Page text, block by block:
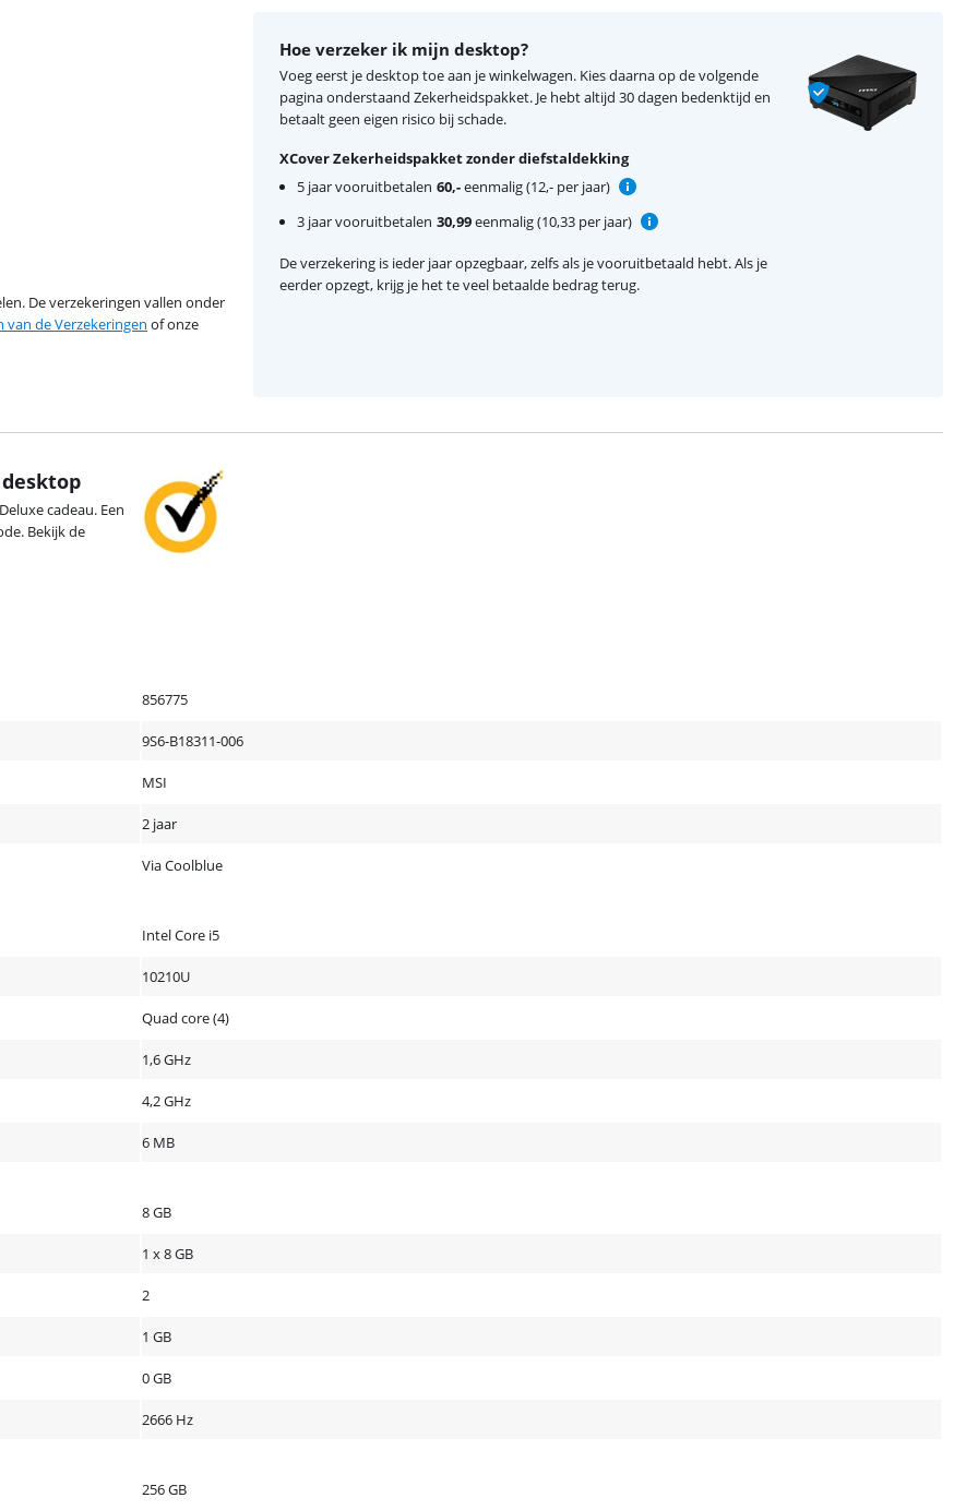
De verzekeringen vallen onder
van de Verzekeringen of onze
Hoe verzeker ik mijn desktop?
Voeg eerst je desktop toe aan je winkelwagen. Kies daarna op de volgende
pagina onderstaand Zekerheidspakket. Je hebt altijd 30 dagen bedenktijd en
betaalt geen eigen risico bij schade.
XCover Zekerheidspakket zonder diefstaldekking
5 jaar vooruitbetalen 60,-eenmalig (12,- per jaar)
3 jaar vooruitbetalen 30,99eenmalig (10,33 per jaar)
De verzekering is ieder jaar opzegbaar, zelfs als je vooruitbetaald hebt. Als je
eerder opzegt, krijg je het te veel betaalde bedrag terug.
cadeau. Een
Bekijk de
856775
9S6-B18311-006
MSI
2 jaar
Via Coolblue
Intel Core i5
10210U
Quad core (4)
1,6 GHz
4,2 GHz
6 MB
8 GB
1 x 8 GB
2
1 GB
0 GB
2666 Hz
256 GB